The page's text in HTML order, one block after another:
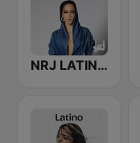
NRJ LATINO HITS